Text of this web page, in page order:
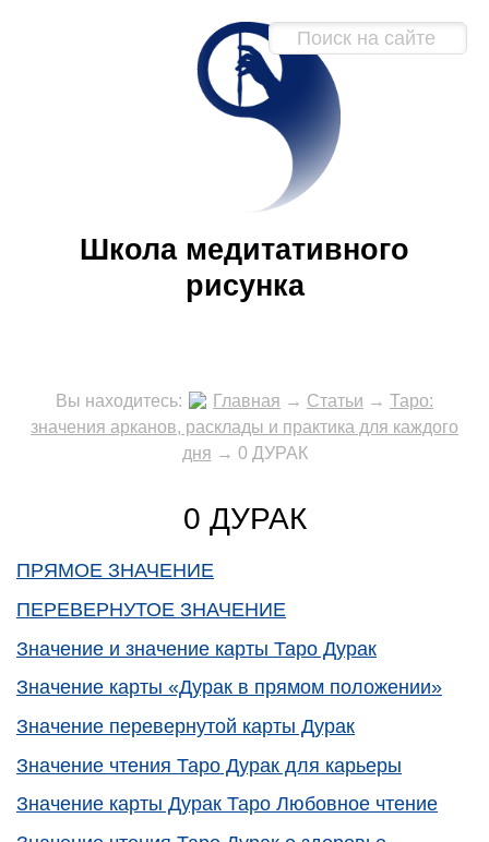
Школа медитативного
рисунка
Вы находитесь: Главная → Статьи → Таро:
значения арканов, расклады и практика для каждого
дня → 0 ДУРАК
0 ДУРАК
ПРЯМОЕ ЗНАЧЕНИЕ
ПЕРЕВЕРНУТОЕ ЗНАЧЕНИЕ
Значение и значение карты Таро Дурак
Значение карты «Дурак в прямом положении»
Значение перевернутой карты Дурак
Значение чтения Таро Дурак для карьеры
Значение карты Дурак Таро Любовное чтение